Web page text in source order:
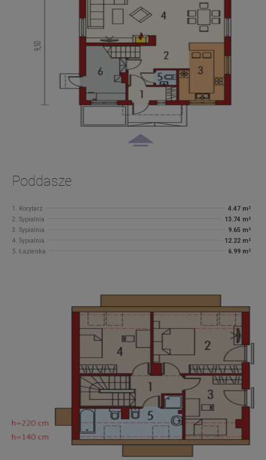
Poddasze
1. Korytarz
4.47 m²
2. Sypialnia
13.74 m²
3. Sypialnia
9.65 m²
4. Sypialnia
12.22 m²
5. Łazienka
6.99 m²